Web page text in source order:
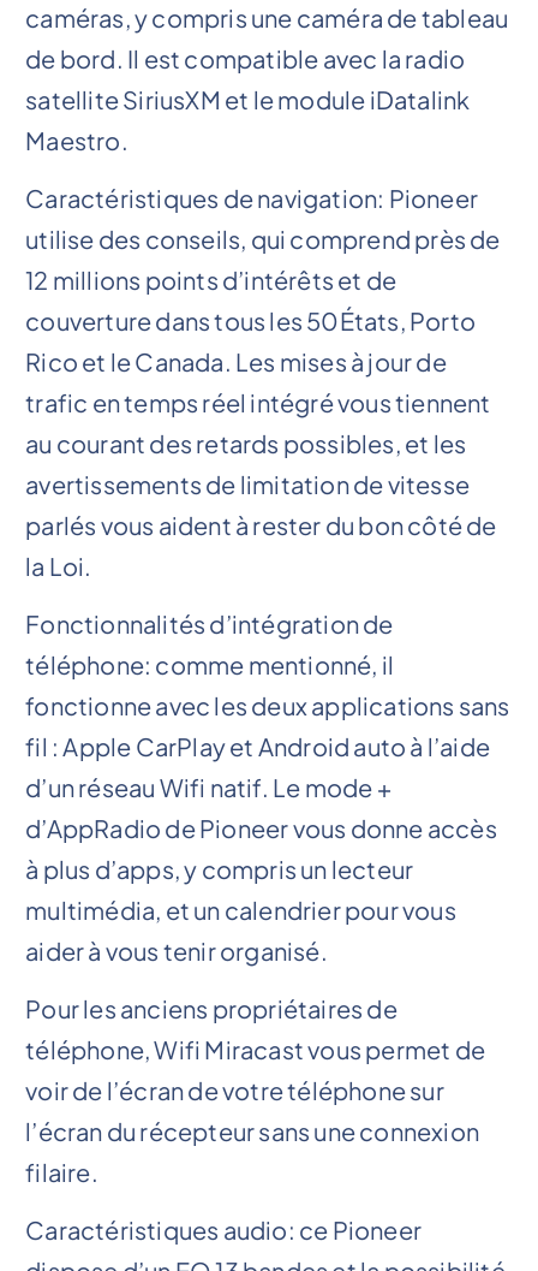
caméras, y compris une caméra de tableau
de bord. Il est compatible avec la radio
satellite SiriusXM et le module iDatalink
Maestro.
Caractéristiques de navigation: Pioneer
utilise des conseils, qui comprend près de
12 millions points d’intérêts et de
couverture dans tous les 50États, Porto
Rico et le Canada. Les mises à jour de
trafic en temps réel intégré vous tiennent
au courant des retards possibles, et les
avertissements de limitation de vitesse
parlés vous aident à rester du bon côté de
la Loi.
Fonctionnalités d’intégration de
téléphone: comme mentionné, il
fonctionne avec les deux applications sans
fil : Apple CarPlay et Android auto à l’aide
d’un réseau Wifi natif. Le mode +
d’AppRadio de Pioneer vous donne accès
à plus d’apps, y compris un lecteur
multimédia, et un calendrier pour vous
aider à vous tenir organisé.
Pour les anciens propriétaires de
téléphone, Wifi Miracast vous permet de
voir de l’écran de votre téléphone sur
l’écran du récepteur sans une connexion
filaire.
Caractéristiques audio: ce Pioneer